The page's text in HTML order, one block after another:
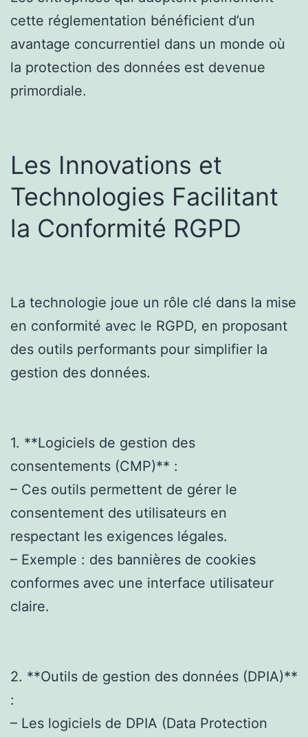
cette réglementation bénéficient d’un
avantage concurrentiel dans un monde où
la protection des données est devenue
primordiale.
Les Innovations et
Technologies Facilitant
la Conformité RGPD
La technologie joue un rôle clé dans la mise
en conformité avec le RGPD, en proposant
des outils performants pour simplifier la
gestion des données.
1. **Logiciels de gestion des
consentements (CMP)** :
– Ces outils permettent de gérer le
consentement des utilisateurs en
respectant les exigences légales.
– Exemple : des bannières de cookies
conformes avec une interface utilisateur
claire.
2. **Outils de gestion des données (DPIA)**
:
– Les logiciels de DPIA (Data Protection